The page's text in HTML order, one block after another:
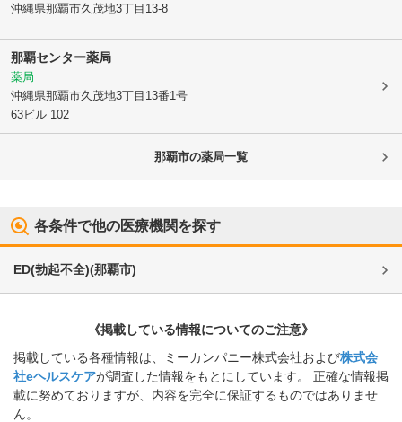
沖縄県那覇市久茂地3丁目13-8
那覇センター薬局
薬局
沖縄県那覇市久茂地3丁目13番1号
63ビル 102
那覇市の薬局一覧
各条件で他の医療機関を探す
ED(勃起不全)(那覇市)
《掲載している情報についてのご注意》
掲載している各種情報は、ミーカンパニー株式会社および株式会
社eヘルスケアが調査した情報をもとにしています。 正確な情報掲
載に努めておりますが、内容を完全に保証するものではありませ
ん。